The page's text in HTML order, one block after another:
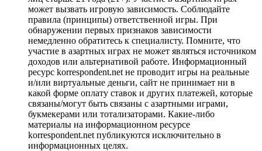
может вызвать игровую зависимость. Соблюдайте
правила (принципы) ответственной игры. При
обнаружении первых признаков зависимости
немедленно обратитесь к специалисту. Помните, что
участие в азартных играх не может являться источником
доходов или альтернативой работе. Информационный
ресурс korrespondent.net не проводит игры на реальные
и/или виртуальные деньги, сайт не принимает ни в
какой форме оплату ставок и других платежей, которые
связаны/могут быть связаны с азартными играми,
букмекерами или тотализаторами. Какие-либо
материалы на информационном ресурсе
korrespondent.net публикуются исключительно в
информационных целях.